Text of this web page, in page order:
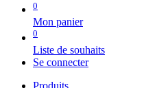
0
Mon panier
0
Liste de souhaits
Se connecter
Produits